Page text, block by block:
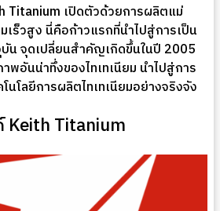
Titanium เปิดตัวด้วยการผลิตแม่
ร็วสูง นี่คือก้าวแรกที่นำไปสู่การเป็น
น จุดเปลี่ยนสำคัญเกิดขึ้นในปี 2005
อันน่าทึ่งของไทเทเนียม นำไปสู่การ
นโลยีการผลิตไทเทเนียมอย่างจริงจัง
Keith Titanium